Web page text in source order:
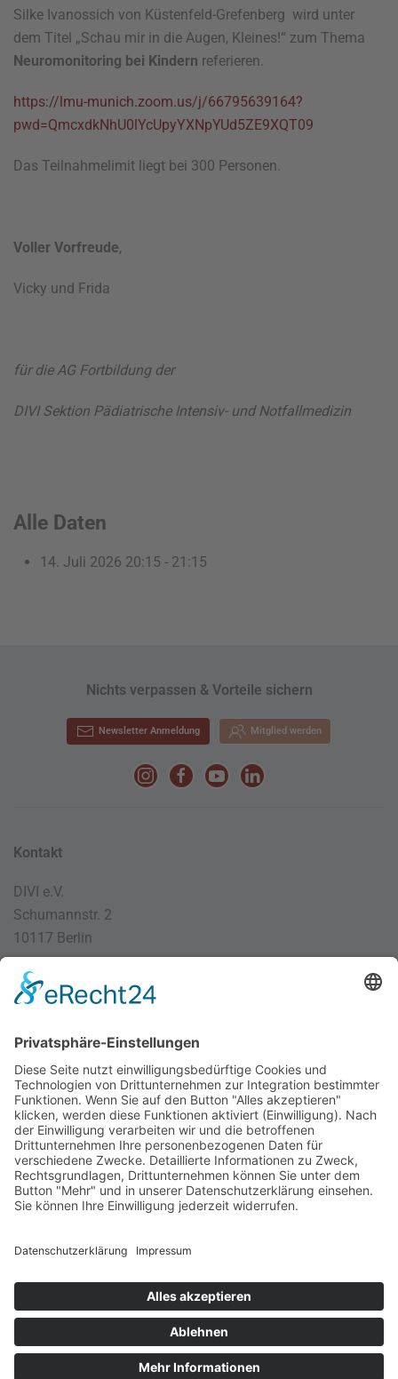
Silke Ivanossich von Küstenfeld-Grefenberg wird unter
dem Titel „Schau mir in die Augen, Kleines!“ zum Thema
Neuromonitoring bei Kindern referieren.
https://lmu-munich.zoom.us/j/66795639164?
pwd=QmcxdkNhU0lYcUpyYXNpYUd5ZE9XQT09
Das Teilnahmelimit liegt bei 300 Personen.
Voller Vorfreude,
Vicky und Frida
für die AG Fortbildung der
DIVI Sektion Pädiatrische Intensiv- und Notfallmedizin
Alle Daten
14. Juli 2026 20:15 - 21:15
Nichts verpassen & Vorteile sichern
Newsletter Anmeldung Mitglied werden
Kontakt
DIVI e.V.
Schumannstr. 2
10117 Berlin
030 / 4000 56 32
Imprint
Datenschutz
Impressum
AGB
Cookie Settings
Powered bybioculture GmbH.
©2026DIVI. All rights reserved.
bioculture GmbH.